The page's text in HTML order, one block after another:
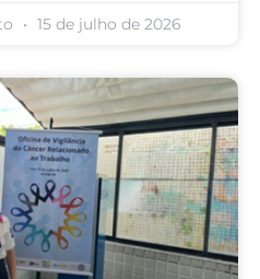
15 de julho de 2026